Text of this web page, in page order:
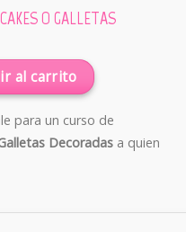
O GALLETAS
al carrito
para un curso de
Decoradas a quien